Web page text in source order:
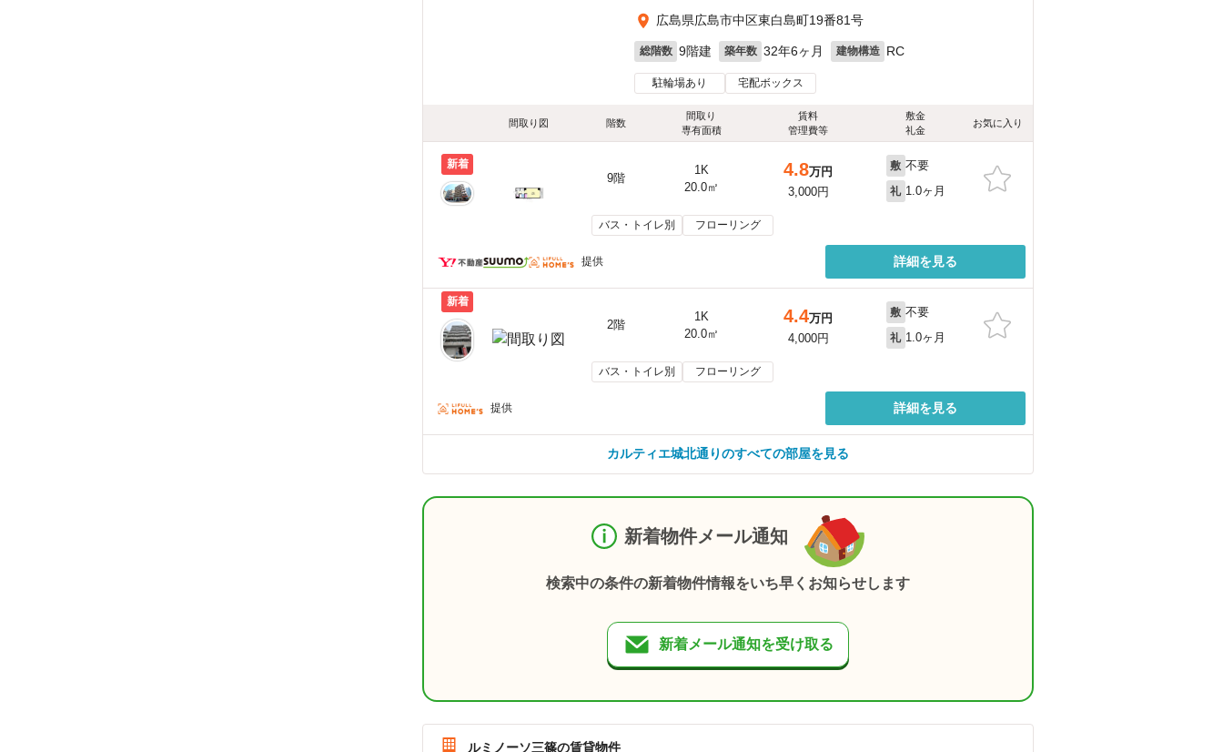
広島県広島市中区東白島町19番81号
総階数 9階建 築年数 32年6ヶ月 建物構造 RC
駐輪場あり 宅配ボックス
間取り図 階数
間取り
専有面積
賃料
管理費等
敷金
礼金
お気に入り
新着
9階
1K
20.0㎡
4.8万円
3,000円
敷 不要
礼 1.0ヶ月
バス・トイレ別 フローリング
提供 詳細を見る
新着
2階
1K
20.0㎡
4.4万円
4,000円
敷 不要
礼 1.0ヶ月
バス・トイレ別 フローリング
提供 詳細を見る
カルティエ城北通りのすべての部屋を見る
新着物件メール通知
検索中の条件の新着物件情報をいち早くお知らせします
新着メール通知を受け取る
ルミノーソ三篠の賃貸物件